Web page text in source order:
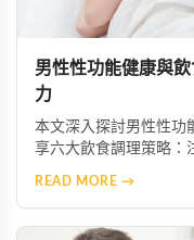
男性性功能健康與
力
本文深入探討男性性功
享六大飲食調理策略：
READ MORE →